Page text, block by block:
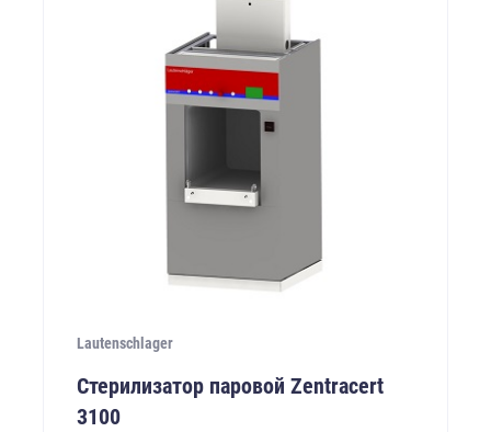
Lautenschlager
Стерилизатор паровой Zentracert
3100